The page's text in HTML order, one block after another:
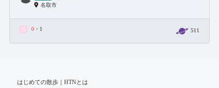
名取市
0 ・1 511
はじめての散歩｜HTNとは